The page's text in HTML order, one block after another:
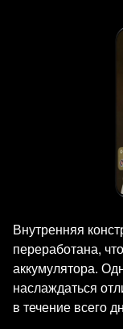
Внутренняя
переработана,
аккумулятора.
наслаждаться
в течение всего